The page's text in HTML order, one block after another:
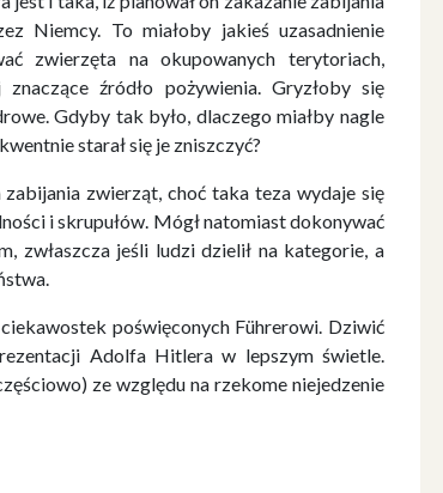
Niemcy. To miałoby jakieś uzasadnienie
zwierzęta na okupowanych terytoriach,
źródło pożywienia. Gryzłoby się
Gdyby tak było, dlaczego miałby nagle
starał się je zniszczyć?
zwierząt, choć taka teza wydaje się
i skrupułów. Mógł natomiast dokonywać
zwłaszcza jeśli ludzi dzielił na kategorie, a
poświęconych Führerowi. Dziwić
Adolfa Hitlera w lepszym świetle.
ze względu na rzekome niejedzenie